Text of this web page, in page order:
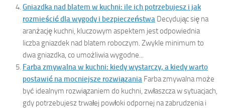
Gniazdka nad blatem w kuchni: ile ich potrzebujesz i jak
rozmieścić dla wygody i bezpieczeństwa Decydując się na
aranżację kuchni, kluczowym aspektem jest odpowiednia
liczba gniazdek nad blatem roboczym. Zwykle minimum to
dwa gniazdka, co umożliwia wygodne...
Farba zmywalna w kuchni: kiedy wystarczy, a kiedy warto
postawić na mocniejsze rozwiązania Farba zmywalna może
być idealnym rozwiązaniem do kuchni, zwłaszcza w sytuacjach,
gdy potrzebujesz trwałej powłoki odpornej na zabrudzenia i